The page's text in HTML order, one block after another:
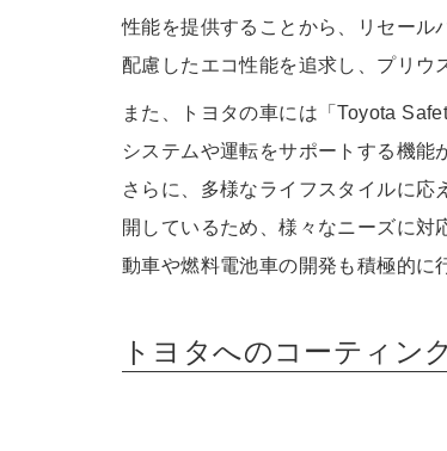
性能を提供することから、リセール
配慮したエコ性能を追求し、プリウ
また、トヨタの車には「Toyota
システムや運転をサポートする機能
さらに、多様なライフスタイルに
開しているため、様々なニーズに
動車や燃料電池車の開発も積極的に
トヨタへのコーティン